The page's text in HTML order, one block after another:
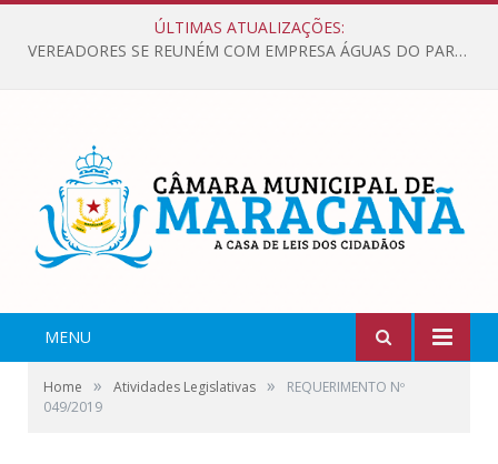
ÚLTIMAS ATUALIZAÇÕES:
VEREADORES SE REUNÉM COM EMPRESA ÁGUAS DO PARÁ, PARA APRESENTAR REIVINDICAÇÕES E MELHORIAS NA QUALIDADE DOS SERVIÇOS OFERECIDOS Á POPULAÇÃO.
MENU
Home » Atividades Legislativas »
REQUERIMENTO Nº
049/2019